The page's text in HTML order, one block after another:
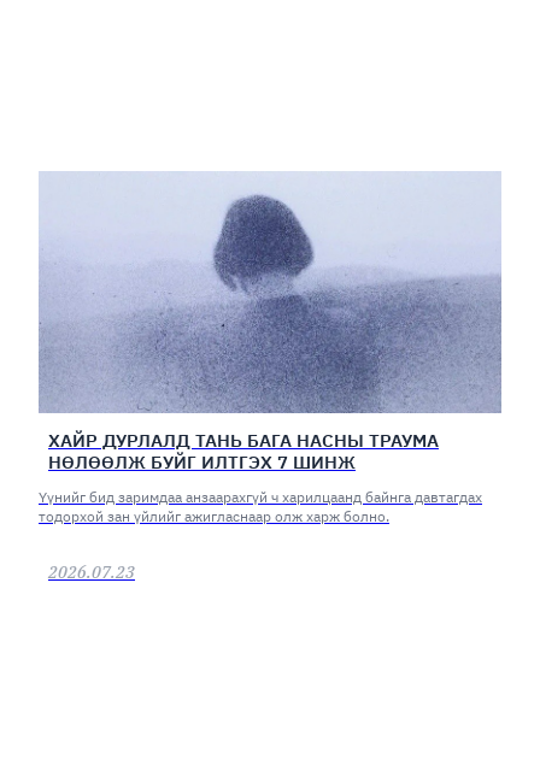
ХАЙР ДУРЛАЛД ТАНЬ БАГА НАСНЫ ТРАУМА
НӨЛӨӨЛЖ БУЙГ ИЛТГЭХ 7 ШИНЖ
Үүнийг бид заримдаа анзаарахгүй ч харилцаанд байнга давтагдах
тодорхой зан үйлийг ажигласнаар олж харж болно.
2026.07.23